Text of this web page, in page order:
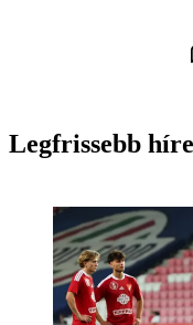
Legfrissebb